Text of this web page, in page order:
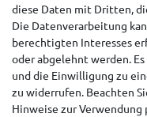
Widerruf erklären
AGB
Impressum
Datenschutzerklärung
Barrierefreiheitserklärung
diese Daten mit Dritten,
Die Datenverarbeitung
berechtigten Interesses
oder abgelehnt werden.
und die Einwilligung zu
zu widerrufen. Beachten
Hinweise zur